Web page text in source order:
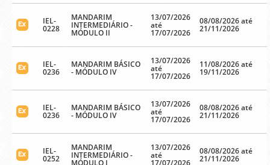
IEL-
0228
MANDARIM
INTERMEDIÁRIO -
MÓDULO II
13/07/2026
até
17/07/2026
08/08/2026 até
21/11/2026
IEL-
0236
MANDARIM BÁSICO
- MÓDULO IV
13/07/2026
até
17/07/2026
11/08/2026 até
19/11/2026
IEL-
0236
MANDARIM BÁSICO
- MÓDULO IV
13/07/2026
até
17/07/2026
08/08/2026 até
21/11/2026
IEL-
0252
MANDARIM
INTERMEDIÁRIO -
MÓDULO I
13/07/2026
até
17/07/2026
08/08/2026 até
21/11/2026